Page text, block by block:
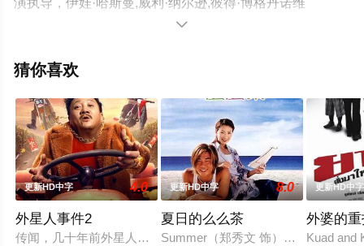
奇,Blaine,Gray,菲力·莱福斯丁,达比·斯坦奇菲尔
恩,Sylvianne,Chebance,David,Cohen,Isabella,Cuda,Gre
整版电影大全就上天堂电影网，更多相关信息可移步至豆
瓣电影、电视猫或剧情网等平台了解。

猜你喜欢
更新HD中字 4.0
外星人事件2
传闻，几十年前外星人曾开着飞船造访过下井沟，还留下了一
更新HD中字 8.0
夏日的么么茶
Summer（郑秀文 饰）是一个事业型
更新HD中字
外婆的
Kuad and